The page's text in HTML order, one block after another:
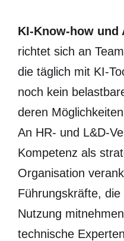
KI-Know-how und
richtet sich an
die täglich mit KI-
noch kein
deren
An HR- und L&D-
Kompetenz als
Organisation
Führungskräfte,
Nutzung
technische